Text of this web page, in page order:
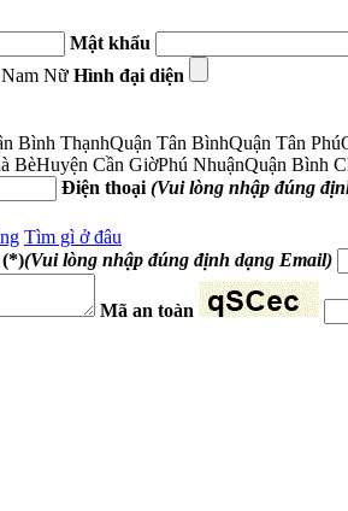
Mật khẩu
Nam Nữ Hình đại diện
Bình ThạnhQuận Tân BìnhQuận Tân Phú
BèHuyện Cần GiờPhú NhuậnQuận Bình
Điện thoại (Vui lòng nhập đúng
Tìm gì ở đâu
(*)(Vui lòng nhập đúng định dạng Email)
Mã an toàn